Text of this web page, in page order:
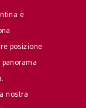
è
posizione
nostra